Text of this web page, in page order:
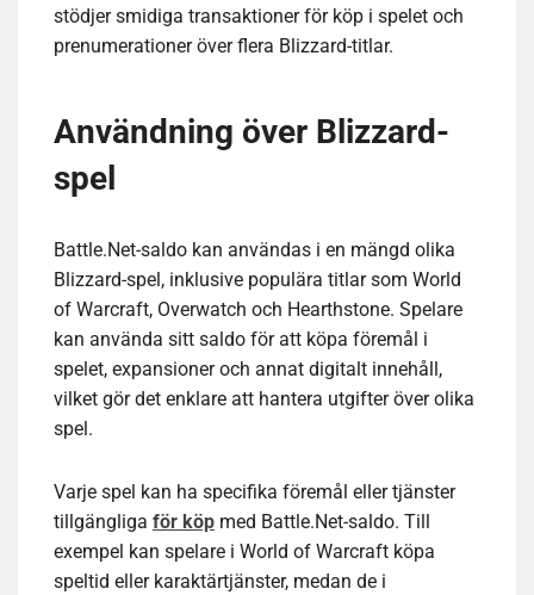
stödjer smidiga transaktioner för köp i spelet och
prenumerationer över flera Blizzard-titlar.
Användning över Blizzard-
spel
Battle.Net-saldo kan användas i en mängd olika
Blizzard-spel, inklusive populära titlar som World
of Warcraft, Overwatch och Hearthstone. Spelare
kan använda sitt saldo för att köpa föremål i
spelet, expansioner och annat digitalt innehåll,
vilket gör det enklare att hantera utgifter över olika
spel.
Varje spel kan ha specifika föremål eller tjänster
tillgängliga för köp med Battle.Net-saldo. Till
exempel kan spelare i World of Warcraft köpa
speltid eller karaktärtjänster, medan de i